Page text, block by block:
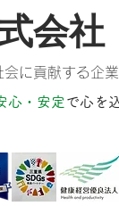
会社
に貢献する企
心・安定 で心を